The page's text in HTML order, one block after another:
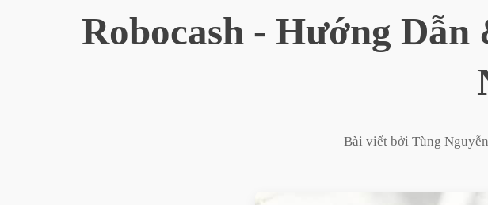
Robocash - Hướng
Bài viết bởi Tùng Nguyễn